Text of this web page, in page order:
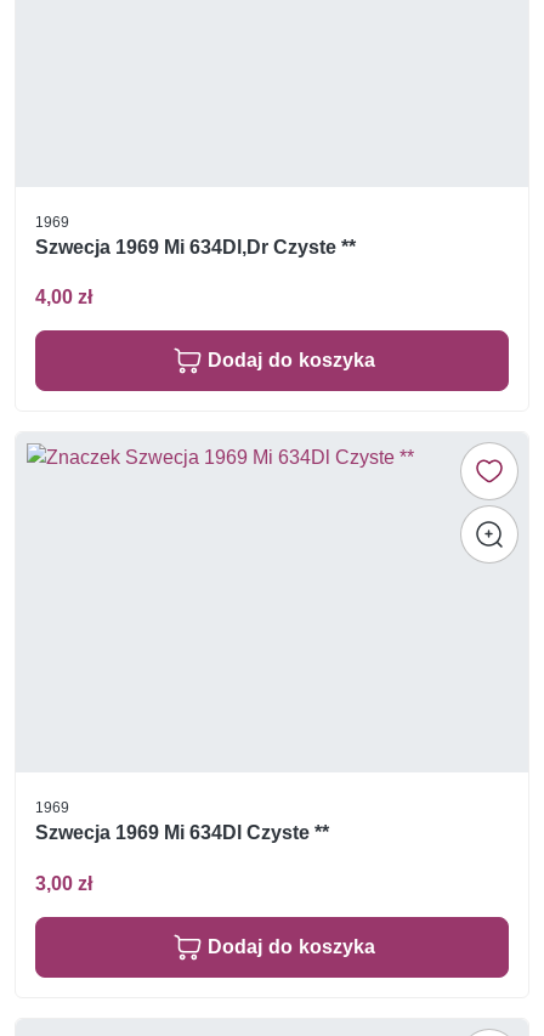
1969
Szwecja 1969 Mi 634Dl,Dr Czyste **
4,00 zł
Dodaj do koszyka
1969
Szwecja 1969 Mi 634Dl Czyste **
3,00 zł
Dodaj do koszyka